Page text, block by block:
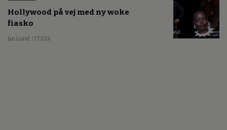
Hollywood på vej med ny woke
fiasko
Jan Lund / 17.5.26